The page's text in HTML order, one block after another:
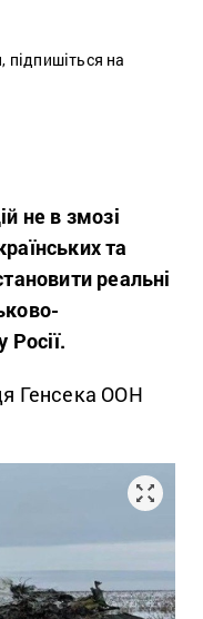
підпишіться на
не в змозі
та
реальні
Росії.
Генсека ООН